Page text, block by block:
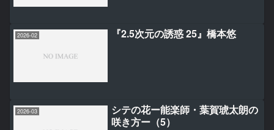
2026-02 『2.5次元の誘惑 25』橋本悠
2026-03
シテの花ー能楽師・葉賀琥太朗の
咲き方ー（5）